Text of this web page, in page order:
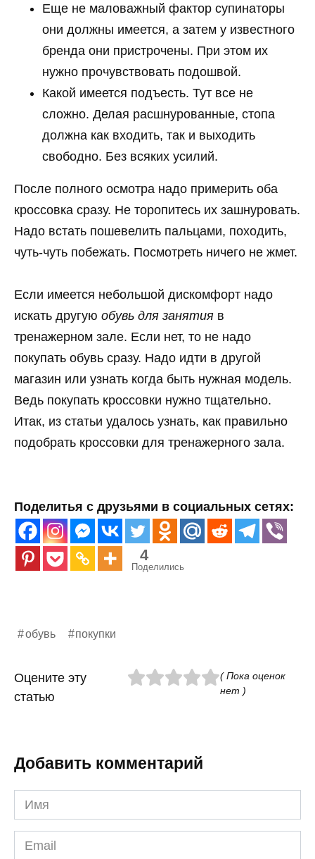
Еще не маловажный фактор супинаторы
они должны имеется, а затем у известного
бренда они пристрочены. При этом их
нужно прочувствовать подошвой.
Какой имеется подъесть. Тут все не
сложно. Делая расшнурованные, стопа
должна как входить, так и выходить
свободно. Без всяких усилий.
После полного осмотра надо примерить оба
кроссовка сразу. Не торопитесь их зашнуровать.
Надо встать пошевелить пальцами, походить,
чуть-чуть побежать. Посмотреть ничего не жмет.
Если имеется небольшой дискомфорт надо
искать другую обувь для занятия в
тренажерном зале. Если нет, то не надо
покупать обувь сразу. Надо идти в другой
магазин или узнать когда быть нужная модель.
Ведь покупать кроссовки нужно тщательно.
Итак, из статьи удалось узнать, как правильно
подобрать кроссовки для тренажерного зала.
Поделитья с друзьями в социальных сетях:
4
Поделились
обувь покупки
Оцените эту
статью
( Пока оценок
нет )
Добавить комментарий
Имя
*
Email